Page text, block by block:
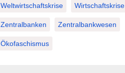
Weltwirtschaftskrise Wirtschaftskrise
Zentralbanken Zentralbankwesen
Ökofaschismus